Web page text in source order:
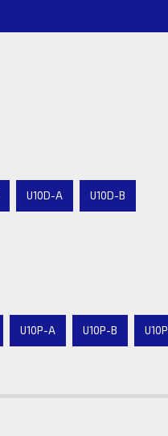
U10D-A U10D-B
U10P-A U10P-B